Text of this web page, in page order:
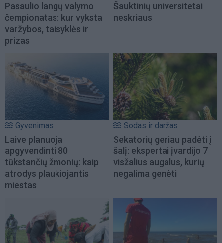
Pasaulio langų valymo
čempionatas: kur vyksta
varžybos, taisyklės ir
prizas
Šauktinių universitetai
neskriaus
Gyvenimas
Laive planuoja
apgyvendinti 80
tūkstančių žmonių: kaip
atrodys plaukiojantis
miestas
Sodas ir daržas
Sekatorių geriau padėti į
šalį: ekspertai įvardijo 7
visžalius augalus, kurių
negalima genėti